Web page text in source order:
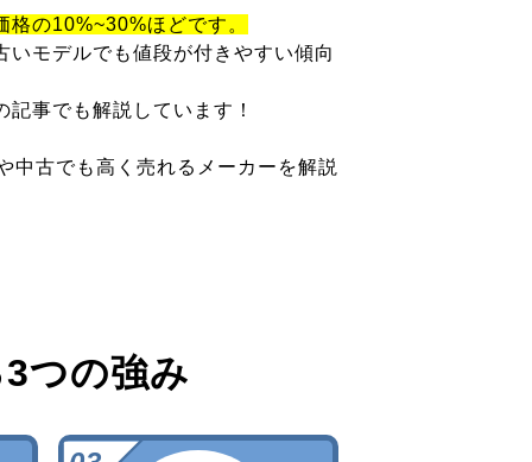
格の10%~30%ほどです。
モデルでも値段が付きやすい傾向
事でも解説しています！
中古でも高く売れるメーカーを解説
3つの強み